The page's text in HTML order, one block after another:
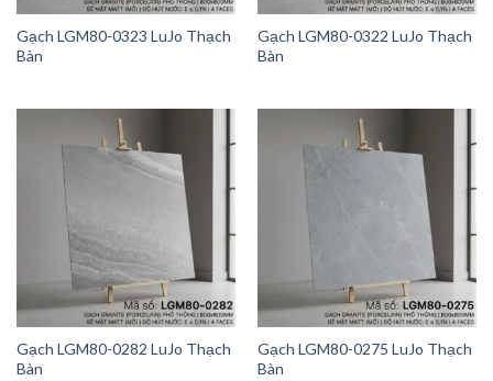
Gạch LGM80-0323 LuJo Thạch
Bàn
Gạch LGM80-0322 LuJo Thạch
Bàn
Gạch LGM80-0282 LuJo Thạch
Bàn
Gạch LGM80-0275 LuJo Thạch
Bàn